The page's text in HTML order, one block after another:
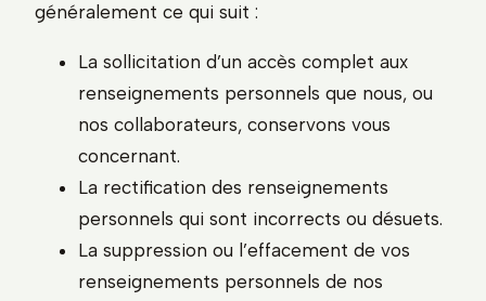
généralement ce qui suit :
La sollicitation d’un accès complet aux
renseignements personnels que nous, ou
nos collaborateurs, conservons vous
concernant.
La rectification des renseignements
personnels qui sont incorrects ou désuets.
La suppression ou l’effacement de vos
renseignements personnels de nos